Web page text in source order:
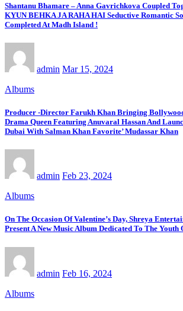
Shantanu Bhamare – Anna Gavrichkova Coupled
KYUN BEHKA JA RAHA HAI Seductive Romantic
Completed At Madh Island !
admin Mar 15, 2024
Albums
Producer -Director Farukh Khan Bringing
Drama Queen Featuring Anuvaral Hassan And
Dubai With Salman Khan Favorite’ Mudassar Khan
admin Feb 23, 2024
Albums
On The Occasion Of Valentine’s Day, Shreya
Present A New Music Album Dedicated To The Youth
admin Feb 16, 2024
Albums